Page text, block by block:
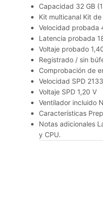
Capacidad 32 GB
Kit multicanal Kit
Velocidad probada
Latencia probada
Voltaje probado
Registrado / sin
Comprobación de
Velocidad SPD
Voltaje SPD 1,20 V
Ventilador incluido
Características
Notas adicionales
y CPU.